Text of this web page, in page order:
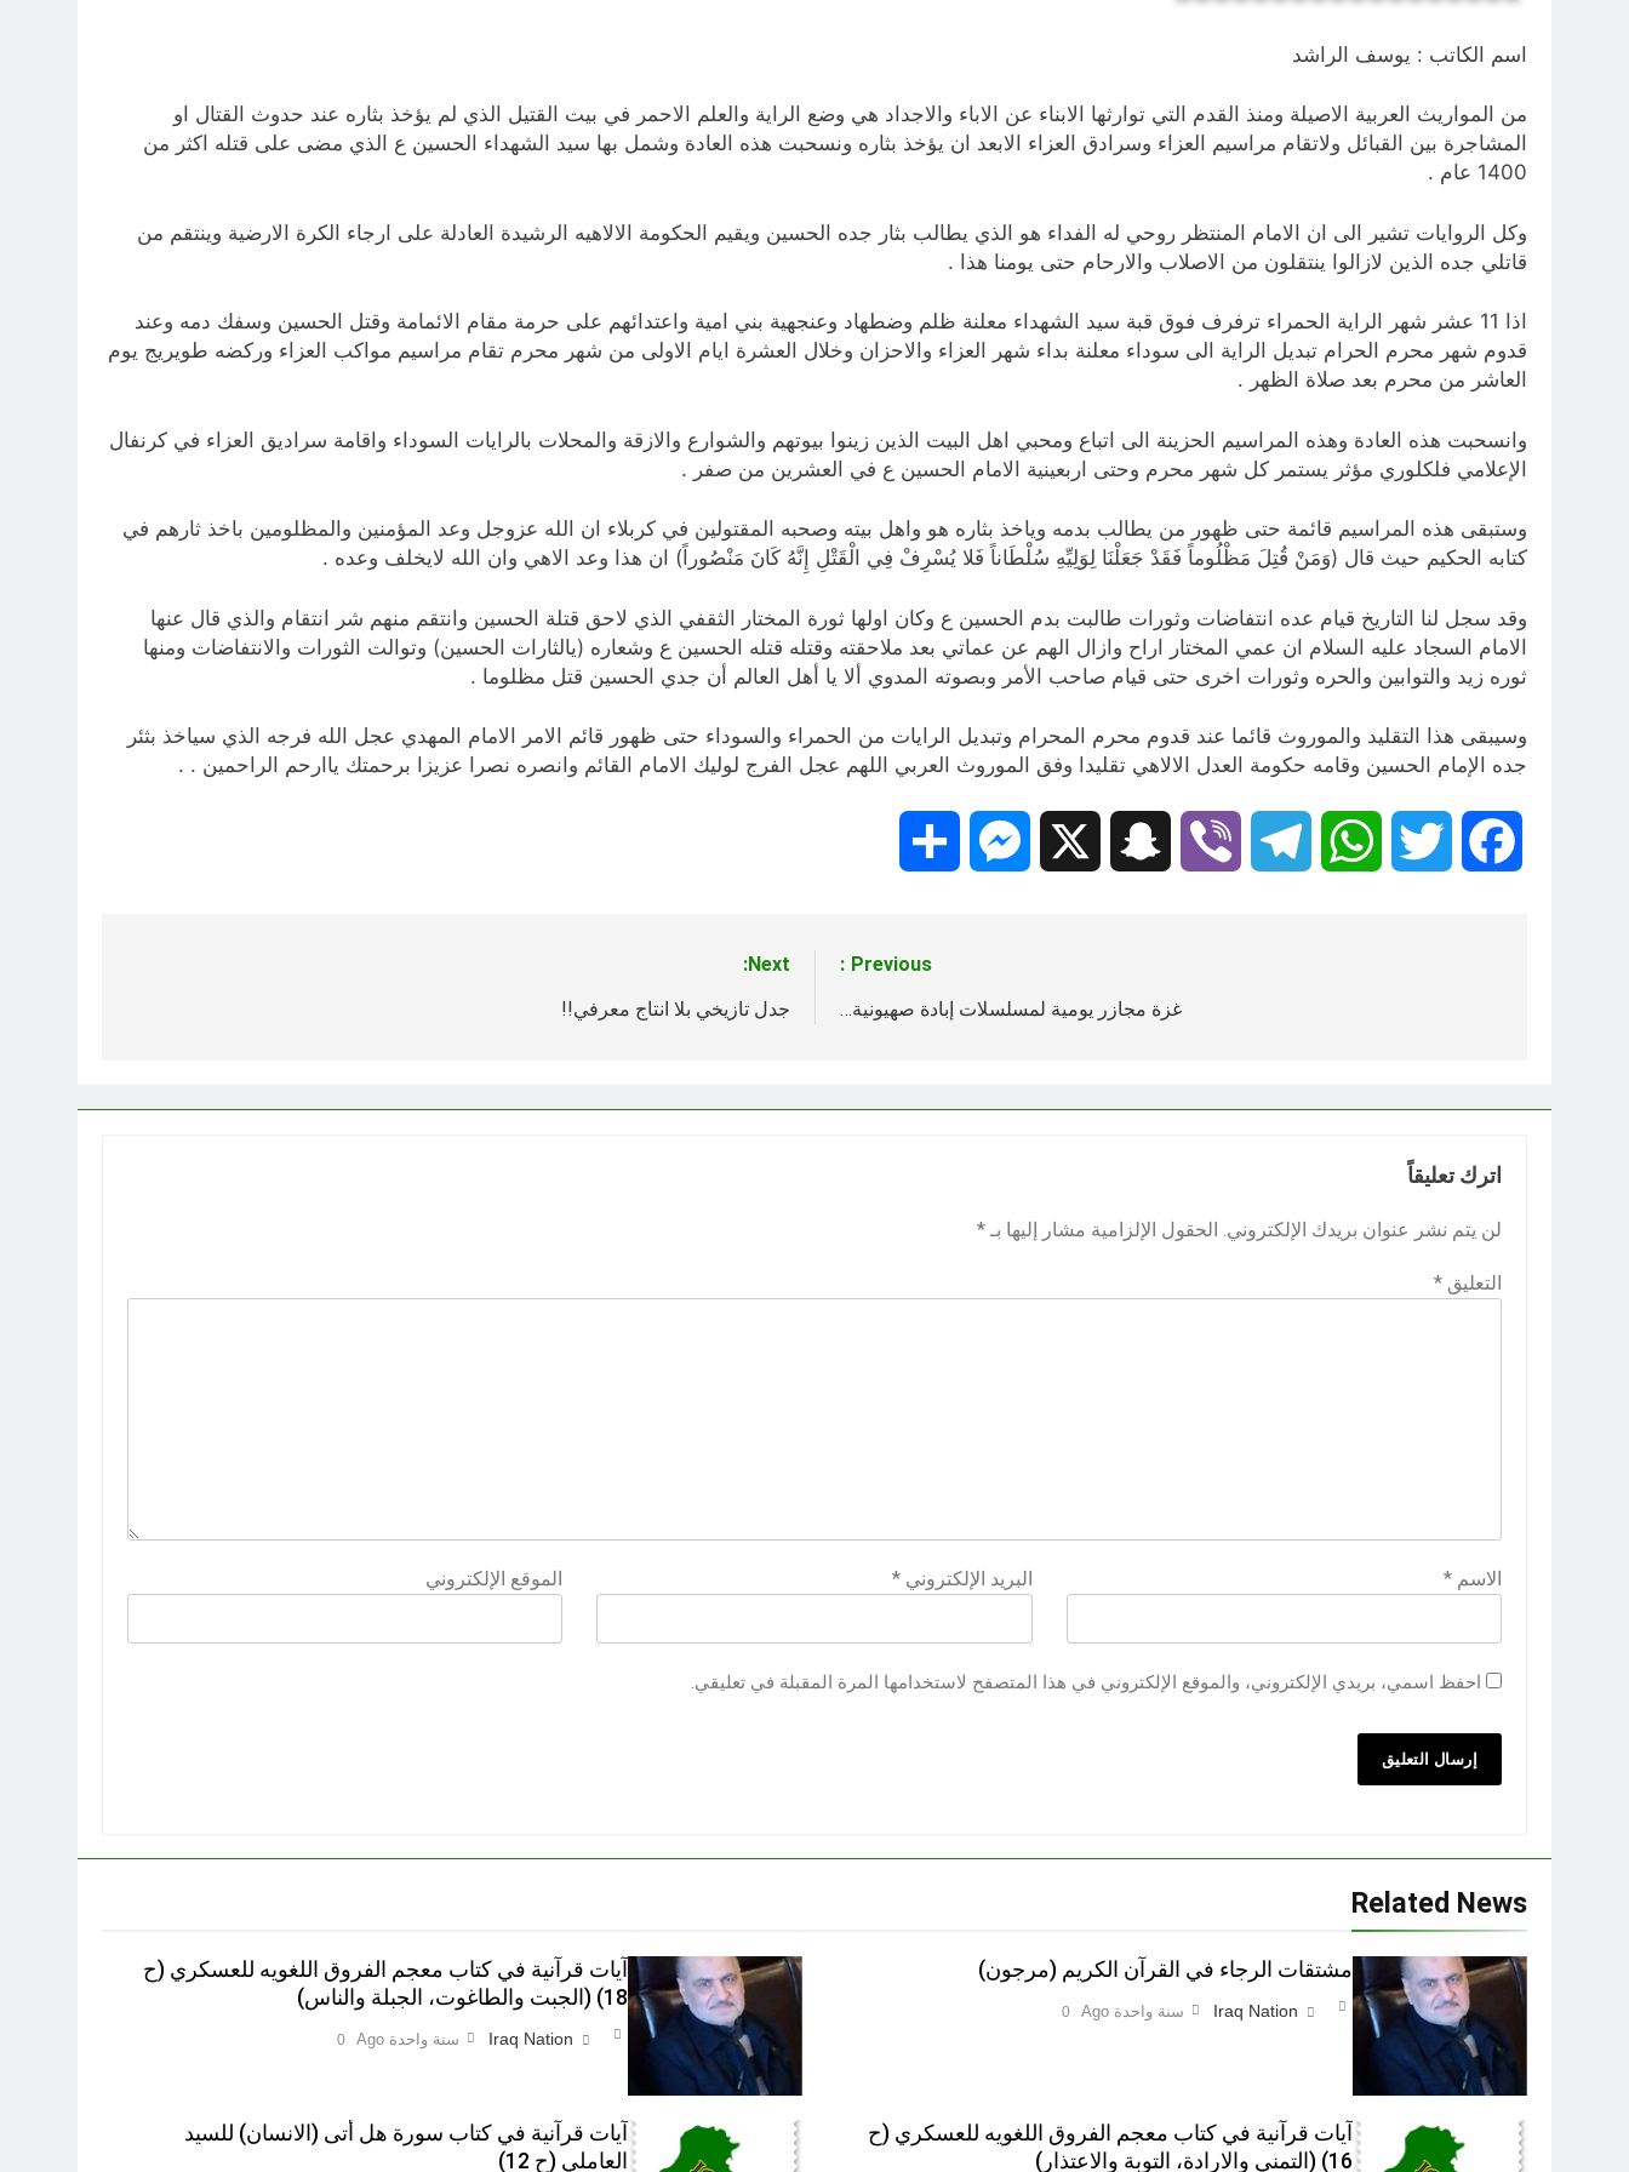
اسم الكاتب : يوسف الراشد
من المواريث العربية الاصيلة ومنذ القدم التي توارثها الابناء عن الاباء والاجداد هي وضع الراية والعلم الاحمر في بيت القتيل الذي لم يؤخذ بثاره عند حدوث القتال او
المشاجرة بين القبائل ولاتقام مراسيم العزاء وسرادق العزاء الابعد ان يؤخذ بثاره ونسحبت هذه العادة وشمل بها سيد الشهداء الحسين ع الذي مضى على قتله اكثر من
1400 عام .
وكل الروايات تشير الى ان الامام المنتظر روحي له الفداء هو الذي يطالب بثار جده الحسين ويقيم الحكومة الالاهيه الرشيدة العادلة على ارجاء الكرة الارضية وينتقم من
قاتلي جده الذين لازالوا ينتقلون من الاصلاب والارحام حتى يومنا هذا .
اذا 11 عشر شهر الراية الحمراء ترفرف فوق قبة سيد الشهداء معلنة ظلم وضطهاد وعنجهية بني امية واعتدائهم على حرمة مقام الائمامة وقتل الحسين وسفك دمه وعند
قدوم شهر محرم الحرام تبديل الراية الى سوداء معلنة بداء شهر العزاء والاحزان وخلال العشرة ايام الاولى من شهر محرم تقام مراسيم مواكب العزاء وركضه طويريج يوم
العاشر من محرم بعد صلاة الظهر .
وانسحبت هذه العادة وهذه المراسيم الحزينة الى اتباع ومحبي اهل البيت الذين زينوا بيوتهم والشوارع والازقة والمحلات بالرايات السوداء واقامة سراديق العزاء في كرنفال
الإعلامي فلكلوري مؤثر يستمر كل شهر محرم وحتى اربعينية الامام الحسين ع في العشرين من صفر .
وستبقى هذه المراسيم قائمة حتى ظهور من يطالب بدمه وياخذ بثاره هو واهل بيته وصحبه المقتولين في كربلاء ان الله عزوجل وعد المؤمنين والمظلومين باخذ ثارهم في
كتابه الحكيم حيث قال (وَمَنْ قُتِلَ مَظْلُوماً فَقَدْ جَعَلْنَا لِوَلِيِّهِ سُلْطَاناً فَلا يُسْرِفْ فِي الْقَتْلِ إِنَّهُ كَانَ مَنْصُوراً) ان هذا وعد الاهي وان الله لايخلف وعده .
وقد سجل لنا التاريخ قيام عده انتفاضات وثورات طالبت بدم الحسين ع وكان اولها ثورة المختار الثقفي الذي لاحق قتلة الحسين وانتقم منهم شر انتقام والذي قال عنها
الامام السجاد عليه السلام ان عمي المختار اراح وازال الهم عن عماتي بعد ملاحقته وقتله قتله الحسين ع وشعاره (يالثارات الحسين) وتوالت الثورات والانتفاضات ومنها
ثوره زيد والتوابين والحره وثورات اخرى حتى قيام صاحب الأمر وبصوته المدوي ألا يا أهل العالم أن جدي الحسين قتل مظلوما .
وسيبقى هذا التقليد والموروث قائما عند قدوم محرم المحرام وتبديل الرايات من الحمراء والسوداء حتى ظهور قائم الامر الامام المهدي عجل الله فرجه الذي سياخذ بثئر
جده الإمام الحسين وقامه حكومة العدل الالاهي تقليدا وفق الموروث العربي اللهم عجل الفرج لوليك الامام القائم وانصره نصرا عزيزا برحمتك ياارحم الراحمين . .
Facebook
Twitter
WhatsApp
Telegram
Viber
Snapchat
Messenger
Previous:
غزة مجازر يومية لمسلسلات إبادة صهيونية…
Next:
جدل تازيخي بلا انتاج معرفي!!
اترك تعليقاً
لن يتم نشر عنوان بريدك الإلكتروني. الحقول الإلزامية مشار إليها بـ *
التعليق *
الاسم * البريد الإلكتروني* الموقع الإلكتروني
احفظ اسمي، بريدي الإلكتروني، والموقع الإلكتروني في هذا المتصفح لاستخدامها المرة المقبلة في تعليقي.
Related News
مشتقات الرجاء في القرآن الكريم (مرجون)‎
Iraq Nation سنة واحدة Ago 0
آيات قرآنية في کتاب معجم الفروق اللغويه للعسكري (ح
18) (الجبت والطاغوت، الجبلة والناس)‎
Iraq Nation سنة واحدة Ago 0
آيات قرآنية في کتاب معجم الفروق اللغويه للعسكري (ح
16) (التمني والارادة، التوبة والاعتذار)‎
آيات قرآنية في كتاب سورة هل أتى (الانسان) للسيد
العاملي (ح 12)‎